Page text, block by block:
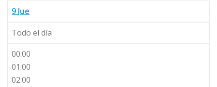
9Jue
Todo el día
00:00
01:00
02:00